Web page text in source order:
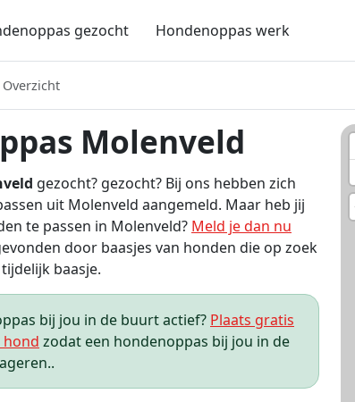
gezocht Hondenoppas werk
Overzicht
Molenveld
gezocht? gezocht? Bij ons hebben zich
uit Molenveld aangemeld. Maar heb jij
te passen in Molenveld? Meld je dan nu
door baasjes van honden die op zoek
baasje.
bij jou in de buurt actief? Plaats gratis
hond zodat een hondenoppas bij jou in de